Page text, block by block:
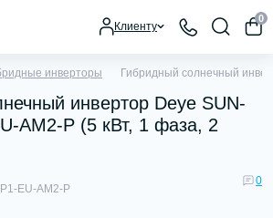
Клиенту
0
инверторы Гибридный солнечный
инвертор Deye SUN-
AM2-P (5 кВт, 1 фаза, 2
EU-AM2-P
0